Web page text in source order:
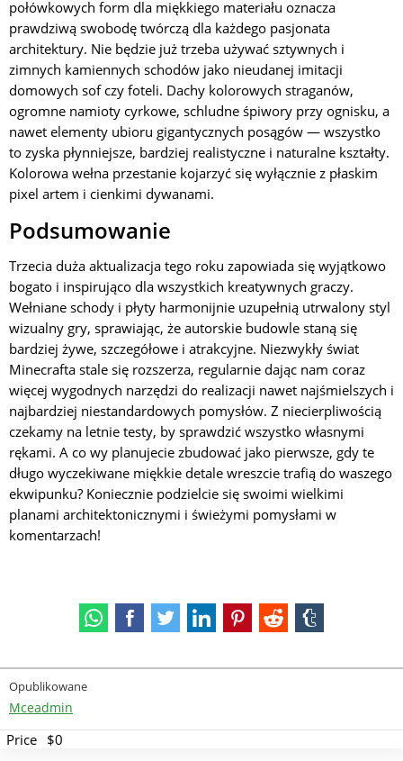
połówkowych form dla miękkiego materiału oznacza
prawdziwą swobodę twórczą dla każdego pasjonata
architektury. Nie będzie już trzeba używać sztywnych i
zimnych kamiennych schodów jako nieudanej imitacji
domowych sof czy foteli. Dachy kolorowych straganów,
ogromne namioty cyrkowe, schludne śpiwory przy ognisku, a
nawet elementy ubioru gigantycznych posągów — wszystko
to zyska płynniejsze, bardziej realistyczne i naturalne kształty.
Kolorowa wełna przestanie kojarzyć się wyłącznie z płaskim
pixel artem i cienkimi dywanami.
Podsumowanie
Trzecia duża aktualizacja tego roku zapowiada się wyjątkowo
bogato i inspirująco dla wszystkich kreatywnych graczy.
Wełniane schody i płyty harmonijnie uzupełnią utrwalony styl
wizualny gry, sprawiając, że autorskie budowle staną się
bardziej żywe, szczegółowe i atrakcyjne. Niezwykły świat
Minecrafta stale się rozszerza, regularnie dając nam coraz
więcej wygodnych narzędzi do realizacji nawet najśmielszych i
najbardziej niestandardowych pomysłów. Z niecierpliwością
czekamy na letnie testy, by sprawdzić wszystko własnymi
rękami. A co wy planujecie zbudować jako pierwsze, gdy te
długo wyczekiwane miękkie detale wreszcie trafią do waszego
ekwipunku? Koniecznie podzielcie się swoimi wielkimi
planami architektonicznymi i świeżymi pomysłami w
komentarzach!
Opublikowane
Mceadmin
Price $0